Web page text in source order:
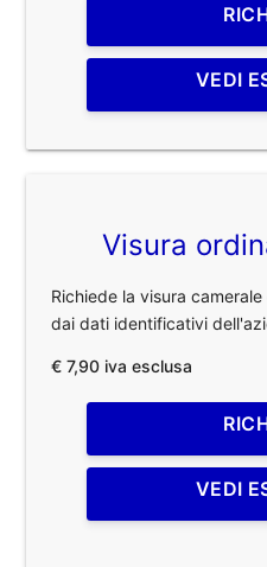
VEDI
Visura
Richiede la visura
dai dati identificativi
€ 7,90 iva esclusa
VEDI